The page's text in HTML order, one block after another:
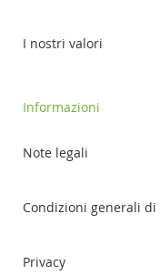
I nostri valori
Informazioni
Note legali
Condizioni generali di
Privacy